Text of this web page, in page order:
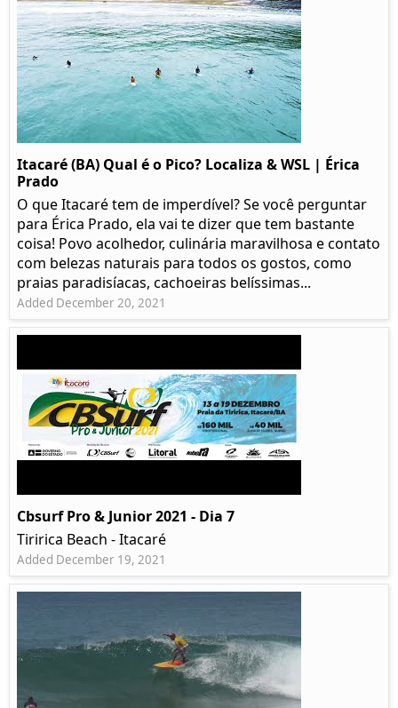
Itacaré (BA) Qual é o Pico? Localiza & WSL | Érica
Prado​
O que Itacaré tem de imperdível? Se você perguntar
para Érica Prado, ela vai te dizer que tem bastante
coisa!​ Povo acolhedor, culinária maravilhosa e contato
com belezas naturais para todos os gostos, como
praias paradisíacas, cachoeiras belíssimas...
Added December 20, 2021
Cbsurf Pro & Junior 2021 - Dia 7
Tiririca Beach - Itacaré
Added December 19, 2021